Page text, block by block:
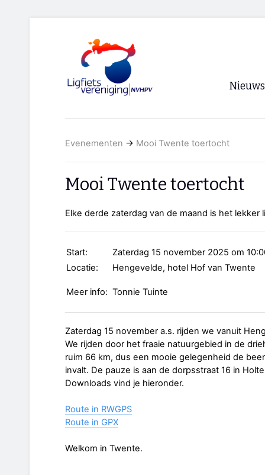
Nieuws
RSS
Evenementen → Mooi Twente toertocht
Mooi Twente toertocht
Elke derde zaterdag van de maand is het
Start:
Zaterdag 15 november 2025 om
Locatie:
Hengevelde, hotel Hof van Twente
Meer info: Tonnie Tuinte
Zaterdag 15 november a.s. rijden we vanuit
We rijden door het fraaie natuurgebied in de
ruim 66 km, dus een mooie gelegenheid de
invalt. De pauze is aan de dorpsstraat 16 in
Downloads vind je hieronder.
Route in RWGPS
Route in GPX
Welkom in Twente.